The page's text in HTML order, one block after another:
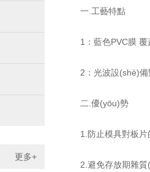
更多+
一.工藝特點
1：藍色PVC膜 覆
2：光波設(shè)備
二.優(yōu)勢
1.防止模具對板
2.避免存放期雜質